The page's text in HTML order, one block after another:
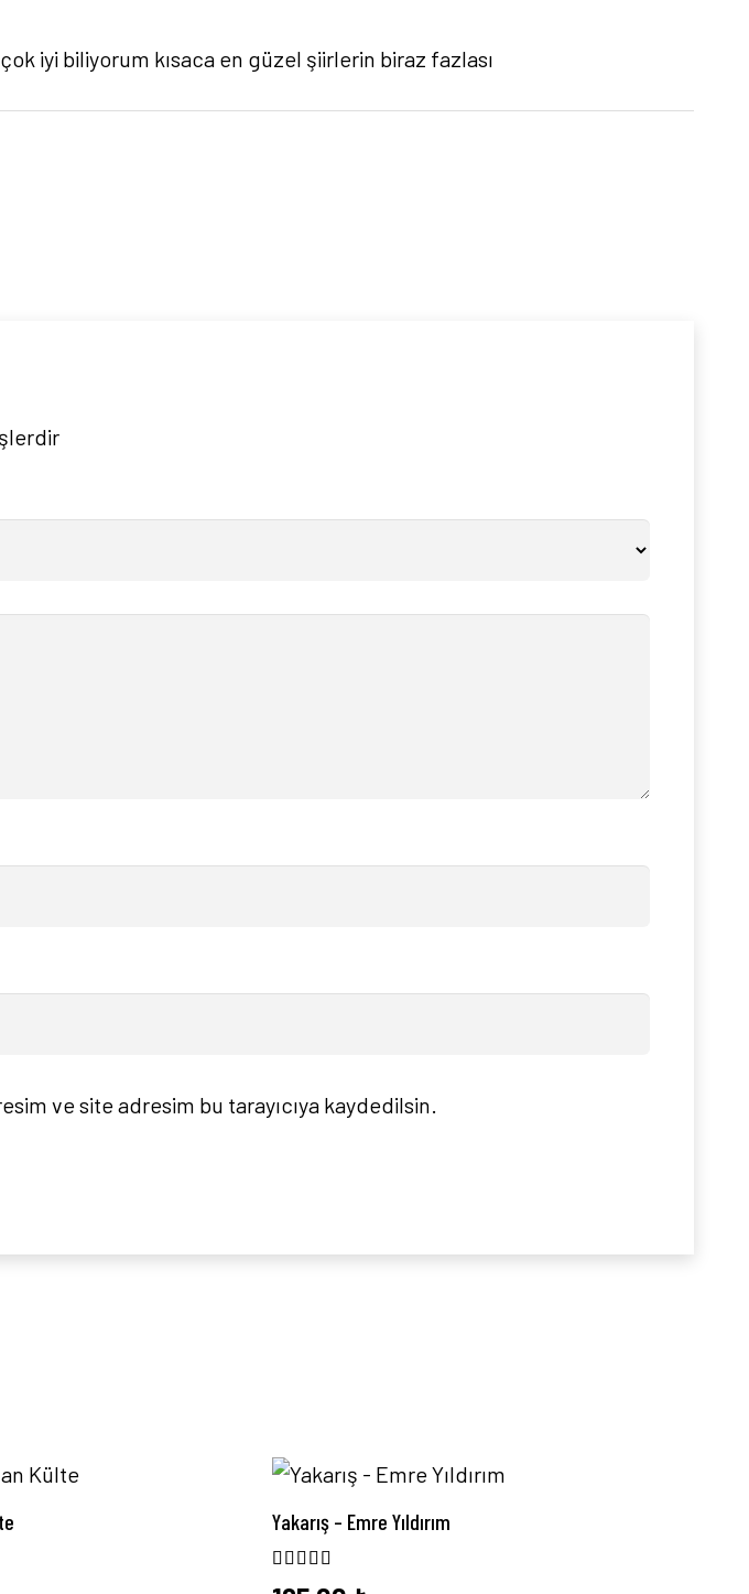
iyi biliyorum kısaca en güzel şiirlerin biraz fazlası
ve site adresim bu tarayıcıya kaydedilsin.
Yakarış – Emre Yıldırım